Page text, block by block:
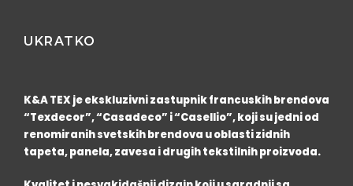
UKRATKO
K&A TEX je ekskluzivni zastupnik francuskih brendova
“Texdecor”, “Casadeco” i “Casellio”, koji su jedni od
renomiranih svetskih brendova u oblasti zidnih
tapeta, panela, zavesa i drugih tekstilnih proizvoda.